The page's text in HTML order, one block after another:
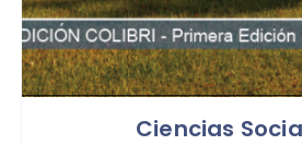
Ciencias